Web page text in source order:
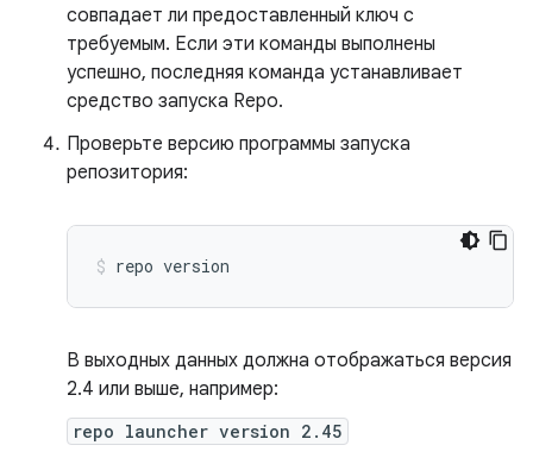
совпадает ли предоставленный ключ с
требуемым. Если эти команды выполнены
успешно, последняя команда устанавливает
средство запуска Repo.
Проверьте версию программы запуска
репозитория:
repo version
В выходных данных должна отображаться версия
2.4 или выше, например:
repo launcher version 2.45